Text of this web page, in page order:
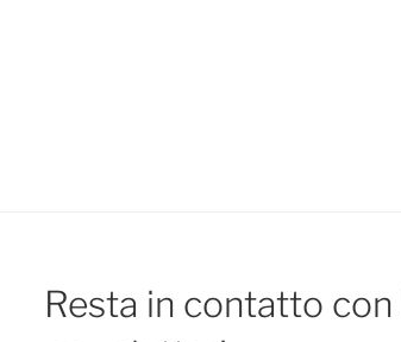
Resta in contatto con